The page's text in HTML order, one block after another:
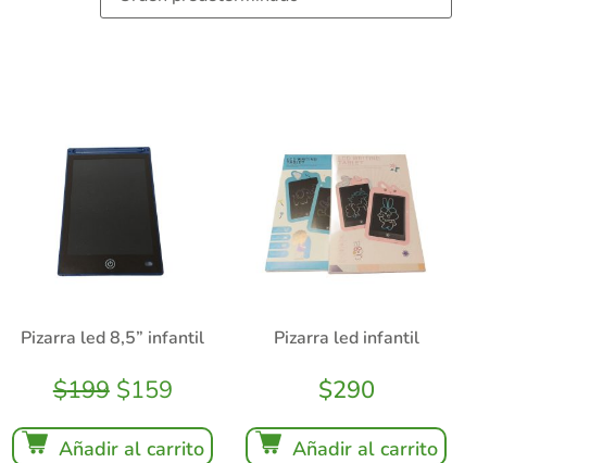
Pizarra led 8,5” infantil
$199 $159
Añadir al carrito
Pizarra led infantil
$290
Añadir al carrito